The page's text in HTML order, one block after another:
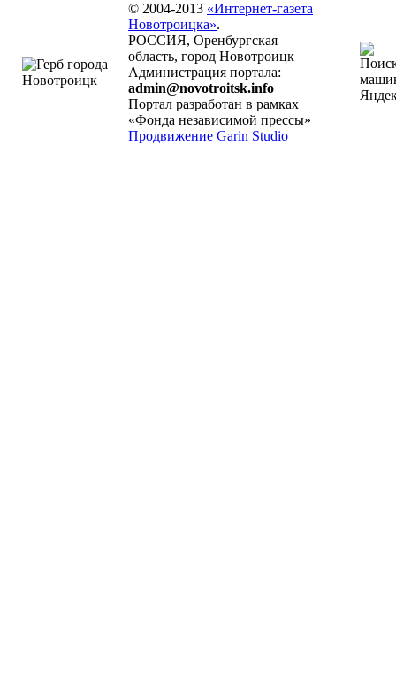
© 2004-2013 «Интернет-газета
Новотроицка».
РОССИЯ, Оренбургская
область, город Новотроицк
Администрация портала:
admin@novotroitsk.info
Портал разработан в рамках
«Фонда независимой прессы»
Продвижение Garin Studio